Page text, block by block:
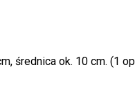
Brak
średnica ok. 10 cm. (1